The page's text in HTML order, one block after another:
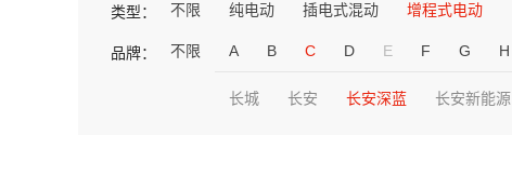
类型： 不限 纯电动 插电式混动 增程式电动
品牌： 不限 A B C D E F G H
长城 长安 长安深蓝 长安新能源